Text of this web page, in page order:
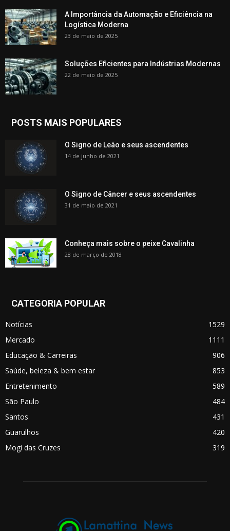
A Importância da Automação e Eficiência na
Logística Moderna
23 de maio de 2025
Soluções Eficientes para Indústrias Modernas
22 de maio de 2025
POSTS MAIS POPULARES
O Signo de Leão e seus ascendentes
14 de junho de 2021
O Signo de Câncer e seus ascendentes
31 de maio de 2021
Conheça mais sobre o peixe Cavalinha
28 de março de 2018
CATEGORIA POPULAR
Notícias
1529
Mercado
1111
Educação & Carreiras
906
Saúde, beleza & bem estar
853
Entretenimento
589
São Paulo
484
Santos
431
Guarulhos
420
Mogi das Cruzes
319